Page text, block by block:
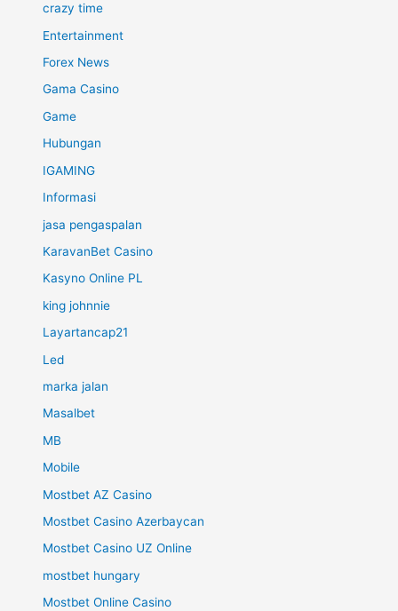
crazy time
Entertainment
Forex News
Gama Casino
Game
Hubungan
IGAMING
Informasi
jasa pengaspalan
KaravanBet Casino
Kasyno Online PL
king johnnie
Layartancap21
Led
marka jalan
Masalbet
MB
Mobile
Mostbet AZ Casino
Mostbet Casino Azerbaycan
Mostbet Casino UZ Online
mostbet hungary
Mostbet Online Casino